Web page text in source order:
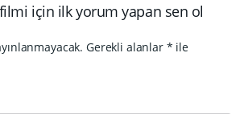
için ilk yorum yapan sen ol
Gerekli alanlar * ile